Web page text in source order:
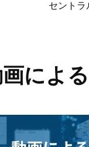
セントラ
によ